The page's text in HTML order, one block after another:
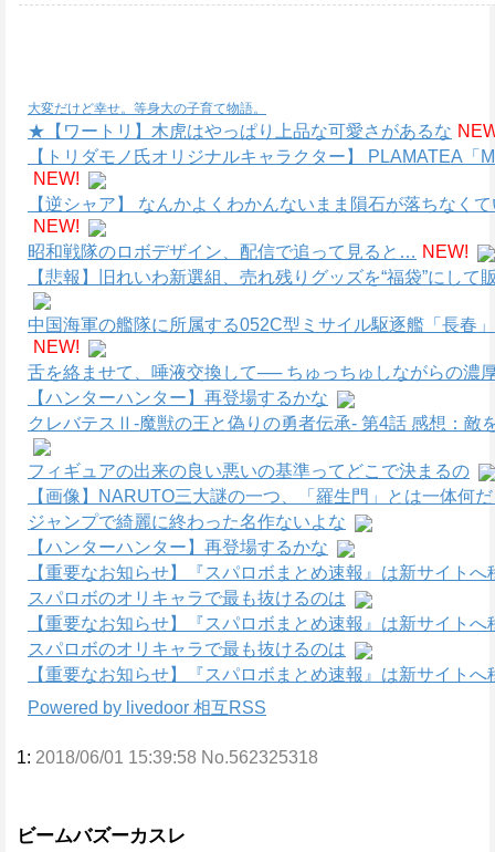
大変だけど幸せ。等身大の子育て物語。
★【ワートリ】木虎はやっぱり上品な可愛さがあるな
【トリダモノ氏オリジナルキャラクター】 PLAMATEA
NEW!
【逆シャア】 なんかよくわかんないまま隕石が落ちなく
NEW!
昭和戦隊のロボデザイン、配信で追って見ると… NEW!
【悲報】旧れいわ新選組、売れ残りグッズを“福袋”にして
中国海軍の艦隊に所属する052C型ミサイル駆逐艦「長春
NEW!
舌を絡ませて、唾液交換して── ちゅっちゅしながらの濃
【ハンターハンター】再登場するかな
クレバテスⅡ-魔獣の王と偽りの勇者伝承- 第4話 感想：敵
フィギュアの出来の良い悪いの基準ってどこで決まるの
【画像】NARUTO三大謎の一つ、「羅生門」とは一体何
ジャンプで綺麗に終わった名作ないよな
【ハンターハンター】再登場するかな
【重要なお知らせ】『スパロボまとめ速報』は新サイトへ
スパロボのオリキャラで最も抜けるのは
【重要なお知らせ】『スパロボまとめ速報』は新サイトへ
スパロボのオリキャラで最も抜けるのは
【重要なお知らせ】『スパロボまとめ速報』は新サイトへ
Powered by livedoor 相互RSS
1: 2018/06/01 15:39:58 No.562325318
ビームバズーカスレ